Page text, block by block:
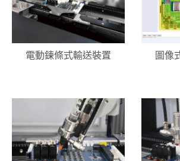
電動鍊條式輸送裝置 圖像